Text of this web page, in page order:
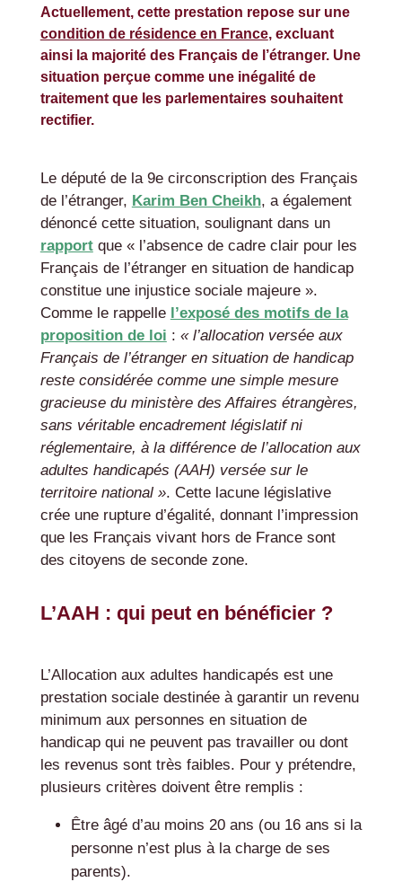
Actuellement, cette prestation repose sur une
condition de résidence en France, excluant
ainsi la majorité des Français de l’étranger. Une
situation perçue comme une inégalité de
traitement que les parlementaires souhaitent
rectifier.
Le député de la 9e circonscription des Français
de l’étranger, Karim Ben Cheikh, a également
dénoncé cette situation, soulignant dans un
rapportque « l’absence de cadre clair pour les
Français de l’étranger en situation de handicap
constitue une injustice sociale majeure ».
Comme le rappelle l’exposé des motifs de la
proposition de loi : « l’allocation versée aux
Français de l’étranger en situation de handicap
reste considérée comme une simple mesure
gracieuse du ministère des Affaires étrangères,
sans véritable encadrement législatif ni
réglementaire, à la différence de l’allocation aux
adultes handicapés (AAH) versée sur le
territoire national ». Cette lacune législative
crée une rupture d’égalité, donnant l’impression
que les Français vivant hors de France sont
des citoyens de seconde zone.
L’AAH : qui peut en bénéficier ?
L’Allocation aux adultes handicapés est une
prestation sociale destinée à garantir un revenu
minimum aux personnes en situation de
handicap qui ne peuvent pas travailler ou dont
les revenus sont très faibles. Pour y prétendre,
plusieurs critères doivent être remplis :
Être âgé d’au moins 20 ans (ou 16 ans si la
personne n’est plus à la charge de ses
parents).